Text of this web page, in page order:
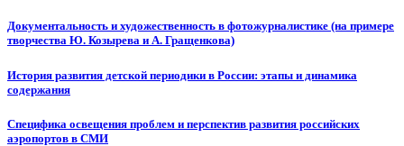
Документальность и художественность в фотожурналистике (на примере
творчества Ю. Козырева и А. Гращенкова)
История развития детской периодики в России: этапы и динамика
содержания
Специфика освещения проблем и перспектив развития российских
аэропортов в СМИ